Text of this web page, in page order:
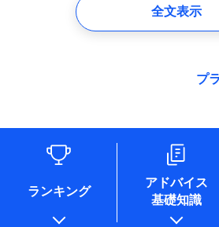
ユーザー登録受付および、管理のため
しくは委託を受けている保険会社・
た維持管理等の委託業務遂行のため
情報を取引のある他の保険会社の商品
るために利用させていただくことがあ
各種セミナーの開催のため
アンケートやキャンペーン等の実施の
上記に係る案内・手続き・管理等付帯
* 当社が委託を受けている保険会社
全文表示
プ
ランキング
アドバイス
基礎知識